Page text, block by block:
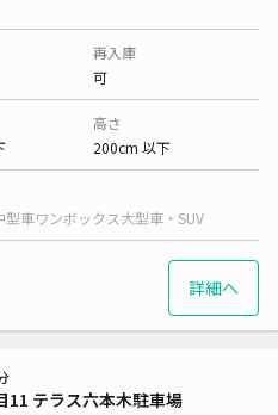
再入庫
可
高さ
200cm 以下
型車ワンボックス大型車・SUV
詳細へ
11 テラス六本木駐車場